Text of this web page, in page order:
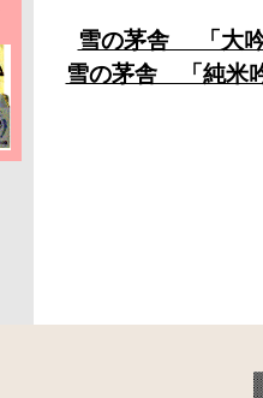
雪の茅舎 「大
雪の茅舎 「純米